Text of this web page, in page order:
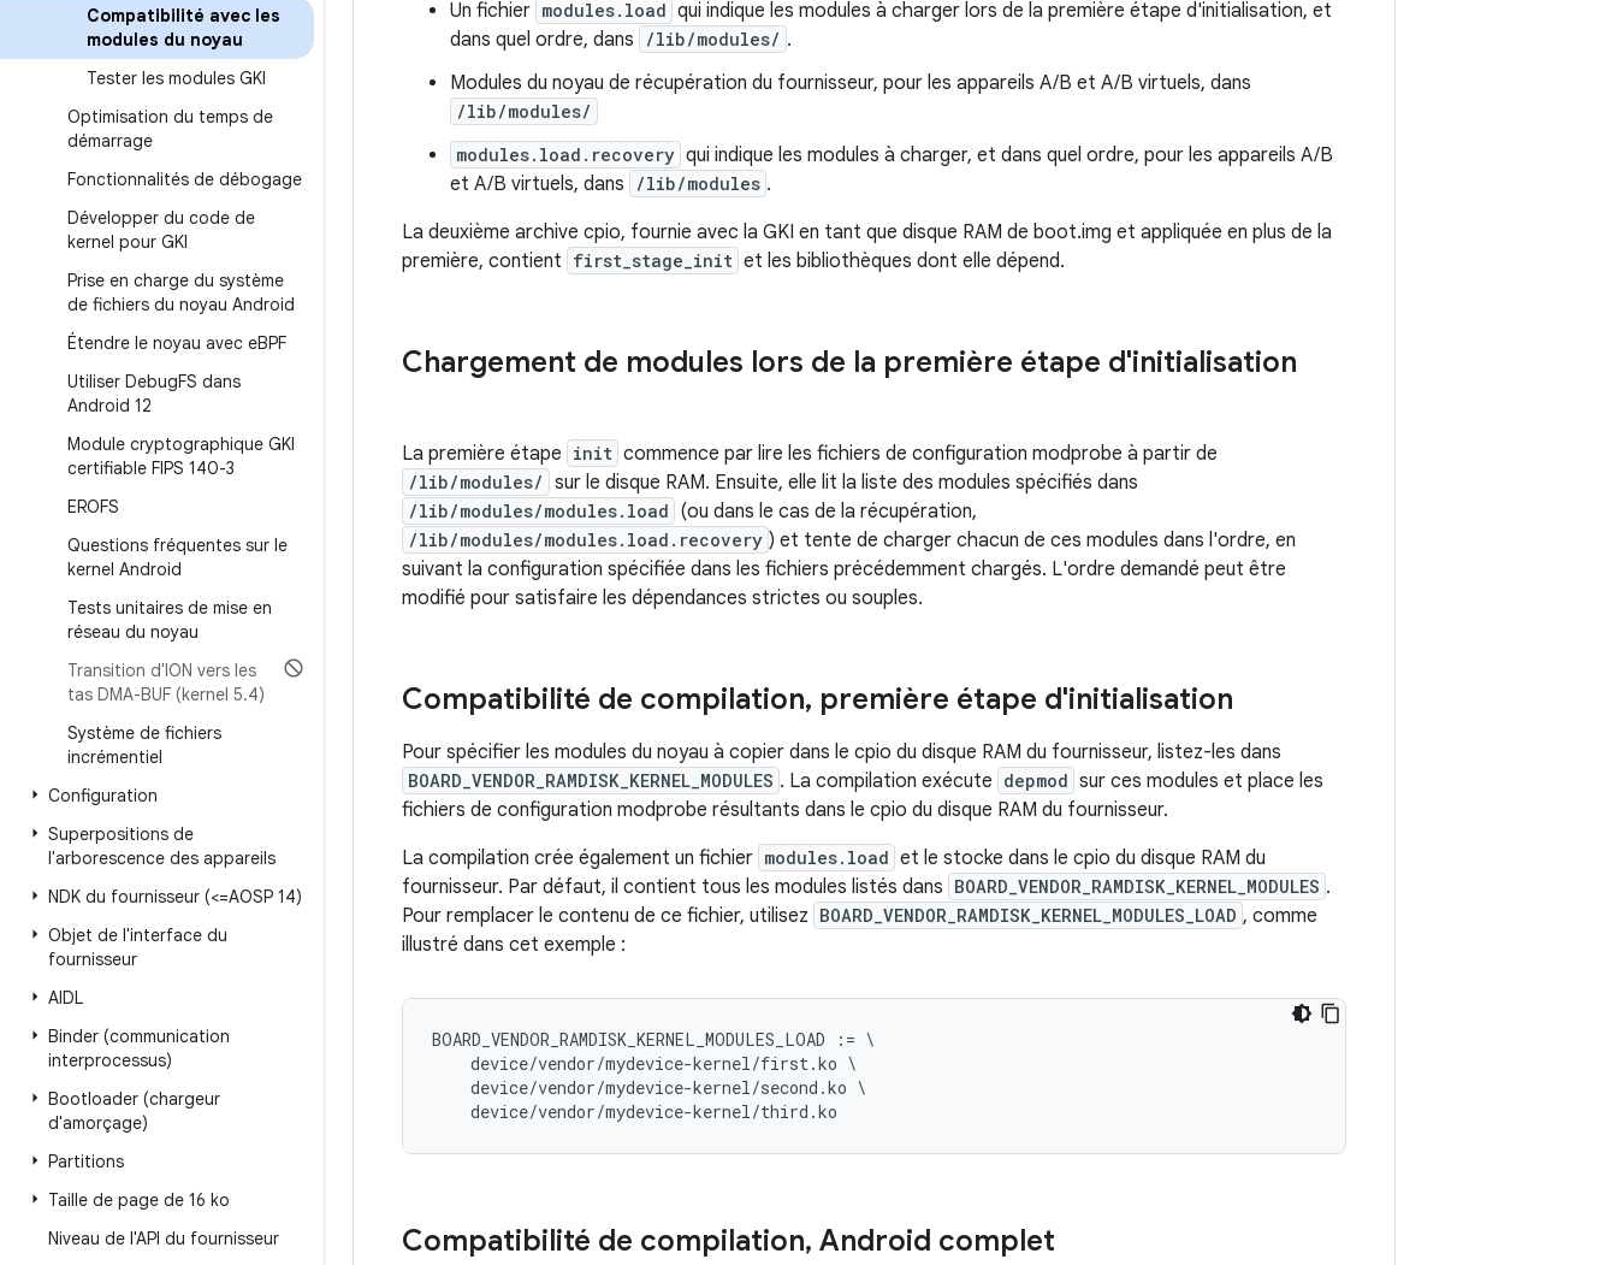
Compatibilité avec les
modules du noyau
Tester les modules GKI
Optimisation du temps de
démarrage
Fonctionnalités de débogage
Développer du code de
kernel pour GKI
Prise en charge du système
de fichiers du noyau Android
Étendre le noyau avec eBPF
Utiliser DebugFS dans
Android 12
Module cryptographique GKI
certifiable FIPS 140-3
EROFS
Questions fréquentes sur le
kernel Android
Tests unitaires de mise en
réseau du noyau
Transition d'ION vers les
tas DMA-BUF (kernel 5.4)
Système de fichiers
incrémentiel
Configuration
Superpositions de
l'arborescence des appareils
NDK du fournisseur (<=AOSP 14)
Objet de l'interface du
fournisseur
AIDL
Binder (communication
interprocessus)
Bootloader (chargeur
d'amorçage)
Partitions
Taille de page de 16 ko
Niveau de l'API du fournisseur
Un fichier modules.load qui indique les modules à charger lors de la première étape d'initialisation, et
dans quel ordre, dans
/lib/modules/ .
Modules du noyau de récupération du fournisseur, pour les appareils A/B et A/B virtuels, dans
/lib/modules/
modules.load.recovery qui indique les modules à charger, et dans quel ordre, pour les appareils A/B
et A/B virtuels, dans
/lib/modules .
La deuxième archive cpio, fournie avec la GKI en tant que disque RAM de boot.img et appliquée en plus de la
première, contient first_stage_init et les bibliothèques dont elle dépend.
Chargement de modules lors de la première étape d'initialisation
La première étape init commence par lire les fichiers de configuration modprobe à partir de
/lib/modules/ sur le disque RAM. Ensuite, elle lit la liste des modules spécifiés dans
/lib/modules/modules.load (ou dans le cas de la récupération,
/lib/modules/modules.load.recovery ) et tente de charger chacun de ces modules dans l'ordre, en
suivant la configuration spécifiée dans les fichiers précédemment chargés. L'ordre demandé peut être
modifié pour satisfaire les dépendances strictes ou souples.
Compatibilité de compilation, première étape d'initialisation
Pour spécifier les modules du noyau à copier dans le cpio du disque RAM du fournisseur, listez-les dans
BOARD_VENDOR_RAMDISK_KERNEL_MODULES . La compilation exécute depmod sur ces modules et place les
fichiers de configuration modprobe résultants dans le cpio du disque RAM du fournisseur.
La compilation crée également un fichier modules.load et le stocke dans le cpio du disque RAM du
fournisseur. Par défaut, il contient tous les modules listés dans BOARD_VENDOR_RAMDISK_KERNEL_MODULES .
Pour remplacer le contenu de ce fichier, utilisez BOARD_VENDOR_RAMDISK_KERNEL_MODULES_LOAD , comme
illustré dans cet exemple :
BOARD_VENDOR_RAMDISK_KERNEL_MODULES_LOAD := \
device/vendor/mydevice-kernel/first.ko \
device/vendor/mydevice-kernel/second .ko \
device/vendor/mydevice-kernel/third .ko
Compatibilité de compilation, Android complet